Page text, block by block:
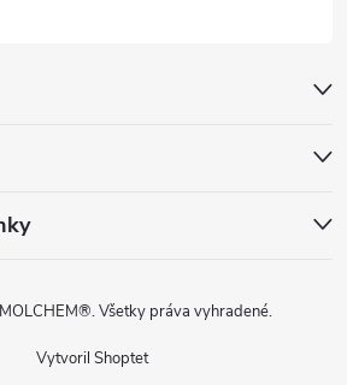
Vytvoril Shoptet
MOLCHEM®. Všetky práva vyhradené.